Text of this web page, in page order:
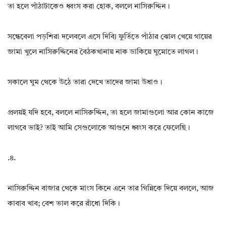
তা হলে পাঁঠাটাকেও ধ্বংস করা হোক, বললে নাসিরুদ্দিন।
সন্ধেবেলা পড়শিরা দলেবলে এসে দিব্যি ফুর্তিতে পাঁঠার ঝোল খেয়ে গায়ের
জামা খুলে নাসিরুদ্দিনের বৈঠকখানায় নাক ডাকিয়ে ঘুমোতে লাগল।
সকালে ঘুম থেকে উঠে তারা দেখে তাদের জামা উধাও।
প্রলয়ই যদি হবে, বললে নাসিরুদ্দিন, তা হলে জামাগুলো আর কোন কাজে
লাগবে ভাই? তাই আমি সেগুলোকে আগুনে ধ্বংস করে ফেলেছি।
.৪.
নাসিরুদ্দিন বাজার থেকে মাংস কিনে এনে তার গিন্নিকে দিয়ে বললে, আজ
কাবাব খাব; বেশ ভাল করে রাঁধো দিকি।